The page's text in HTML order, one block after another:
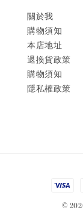
關於我
購物須知
本店地址
退換貨政策
購物須知
隱私權政策
©